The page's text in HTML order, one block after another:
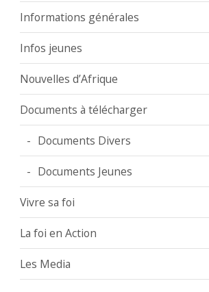
Informations générales
Infos jeunes
Nouvelles d’Afrique
Documents à télécharger
Documents Divers
Documents Jeunes
Vivre sa foi
La foi en Action
Les Media